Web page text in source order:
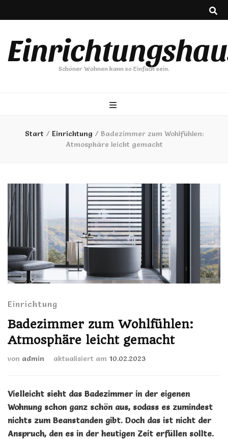
Schöner Wohnen kann so Einfach sein.
Start / Einrichtung / Badezimmer zum Wohlfühlen:
Atmosphäre leicht gemacht
Einrichtung
Badezimmer zum Wohlfühlen:
Atmosphäre leicht gemacht
von admin aktualisiert am 10.02.2023
Vielleicht sieht das Badezimmer in der eigenen
Wohnung schon ganz schön aus, sodass es zumindest
nichts zum Beanstanden gibt. Doch das ist nicht der
Anspruch, den es in der heutigen Zeit erfüllen sollte.